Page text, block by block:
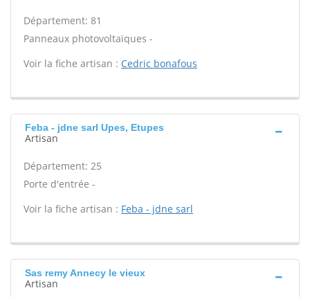
Département: 81
Panneaux photovoltaïques -
Voir la fiche artisan : Cedric bonafous
Feba - jdne sarl Upes, Etupes
Artisan
Département: 25
Porte d'entrée -
Voir la fiche artisan : Feba - jdne sarl
Sas remy Annecy le vieux
Artisan